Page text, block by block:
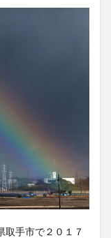
取手市で２０１７